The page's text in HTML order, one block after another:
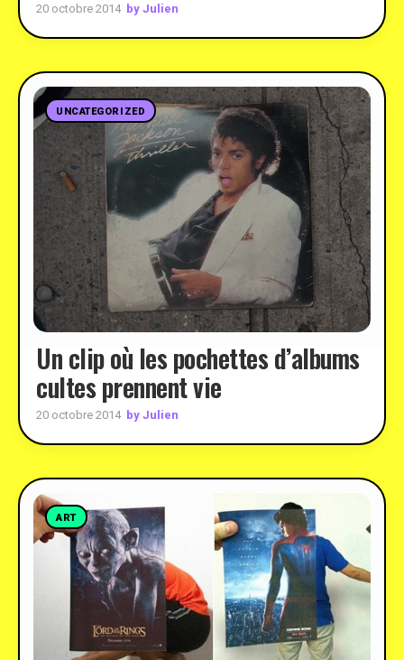
20 octobre 2014 by Julien
UNCATEGORIZED
Un clip où les pochettes d’albums
cultes prennent vie
20 octobre 2014 by Julien
ART